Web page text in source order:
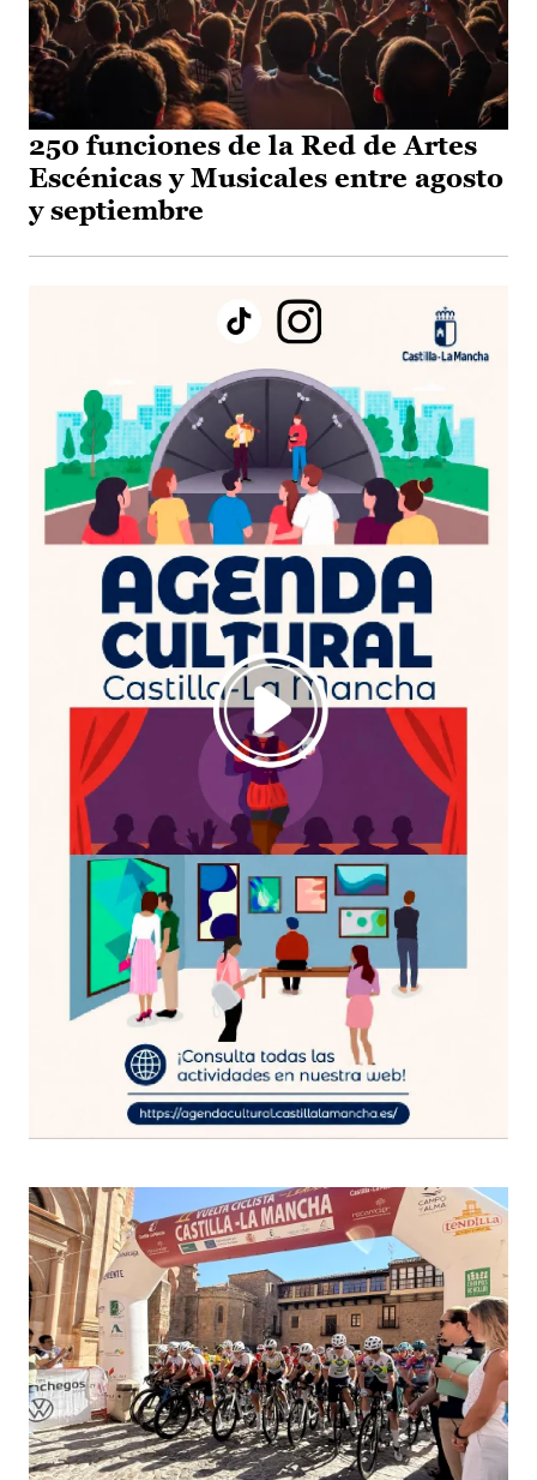
250 funciones de la Red de Artes
Escénicas y Musicales entre agosto
y septiembre